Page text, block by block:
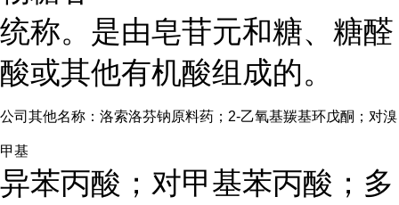
统称。是由皂苷元和糖、糖醛
酸或其他有机酸组成的。
公司其他名称：洛索洛芬钠原料药；2-乙氧基羰基环戊酮；对溴
甲基
异苯丙酸；对甲基苯丙酸；多